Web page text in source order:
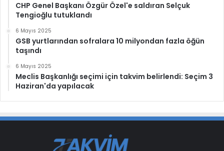
CHP Genel Başkanı Özgür Özel'e saldıran Selçuk
Tengioğlu tutuklandı
6 Mayıs 2025
GSB yurtlarından sofralara 10 milyondan fazla öğün
taşındı
6 Mayıs 2025
Meclis Başkanlığı seçimi için takvim belirlendi: Seçim 3
Haziran'da yapılacak